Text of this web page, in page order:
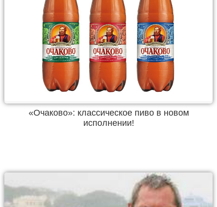
«Очаково»: классическое пиво в новом
исполнении!